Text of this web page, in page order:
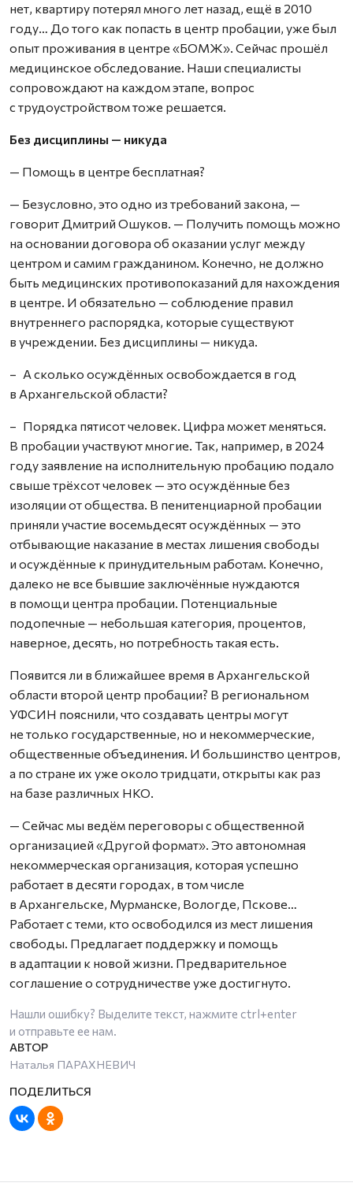
нет, квартиру потерял много лет назад, ещё в 2010
году… До того как попасть в центр пробации, уже был
опыт проживания в центре «БОМЖ». Сейчас прошёл
медицинское обследование. Наши специалисты
сопровождают на каждом этапе, вопрос
с трудоустройством тоже решается.
Без дисциплины — никуда
— Помощь в центре бесплатная?
— Безусловно, это одно из требований закона, —
говорит Дмитрий Ошуков. — Получить помощь можно
на основании договора об оказании услуг между
центром и самим гражданином. Конечно, не должно
быть медицинских противопоказаний для нахождения
в центре. И обязательно — соблюдение правил
внутреннего распорядка, которые существуют
в учреждении. Без дисциплины — никуда.
– А сколько осуждённых освобождается в год
в Архангельской области?
– Порядка пятисот человек. Цифра может меняться.
В пробации участвуют многие. Так, например, в 2024
году заявление на исполнительную пробацию подало
свыше трёхсот человек — это осуждённые без
изоляции от общества. В пенитенциарной пробации
приняли участие восемьдесят осуждённых — это
отбывающие наказание в местах лишения свободы
и осуждённые к принудительным работам. Конечно,
далеко не все бывшие заключённые нуждаются
в помощи центра пробации. Потенциальные
подопечные — небольшая категория, процентов,
наверное, десять, но потребность такая есть.
Появится ли в ближайшее время в Архангельской
области второй центр пробации? В региональном
УФСИН пояснили, что создавать центры могут
не только государственные, но и некоммерческие,
общественные объединения. И большинство центров,
а по стране их уже около тридцати, открыты как раз
на базе различных НКО.
— Сейчас мы ведём переговоры с общественной
организацией «Другой формат». Это автономная
некоммерческая организация, которая успешно
работает в десяти городах, в том числе
в Архангельске, Мурманске, Вологде, Пскове…
Работает с теми, кто освободился из мест лишения
свободы. Предлагает поддержку и помощь
в адаптации к новой жизни. Предварительное
соглашение о сотрудничестве уже достигнуто.
Нашли ошибку? Выделите текст, нажмите ctrl+enter
и отправьте ее нам.
Наталья ПАРАХНЕВИЧ